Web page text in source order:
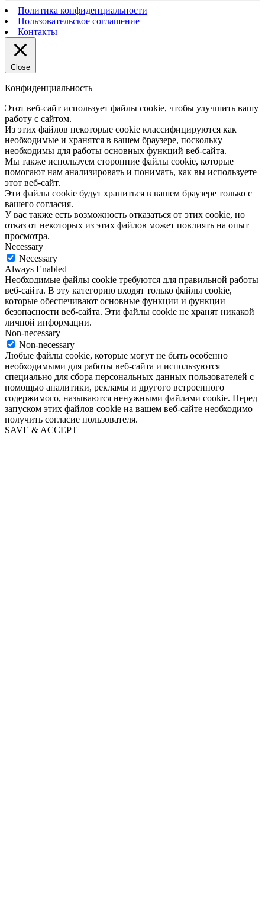
Политика конфиденциальности
Пользовательское соглашение
Контакты
Close
Конфиденциальность
Этот веб-сайт использует файлы cookie, чтобы улучшить вашу
работу с сайтом.
Из этих файлов некоторые cookie классифицируются как
необходимые и хранятся в вашем браузере, поскольку
необходимы для работы основных функций веб-сайта.
Мы также используем сторонние файлы cookie, которые
помогают нам анализировать и понимать, как вы используете
этот веб-сайт.
Эти файлы cookie будут храниться в вашем браузере только с
вашего согласия.
У вас также есть возможность отказаться от этих cookie, но
отказ от некоторых из этих файлов может повлиять на опыт
просмотра.
Necessary
Necessary
Always Enabled
Необходимые файлы cookie требуются для правильной работы
веб-сайта. В эту категорию входят только файлы cookie,
которые обеспечивают основные функции и функции
безопасности веб-сайта. Эти файлы cookie не хранят никакой
личной информации.
Non-necessary
Non-necessary
Любые файлы cookie, которые могут не быть особенно
необходимыми для работы веб-сайта и используются
специально для сбора персональных данных пользователей с
помощью аналитики, рекламы и другого встроенного
содержимого, называются ненужными файлами cookie. Перед
запуском этих файлов cookie на вашем веб-сайте необходимо
получить согласие пользователя.
SAVE & ACCEPT